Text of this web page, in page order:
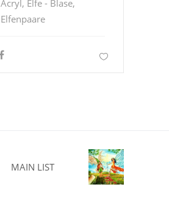
Acryl, Elfe - Blase,
Elfenpaare
MAIN LIST